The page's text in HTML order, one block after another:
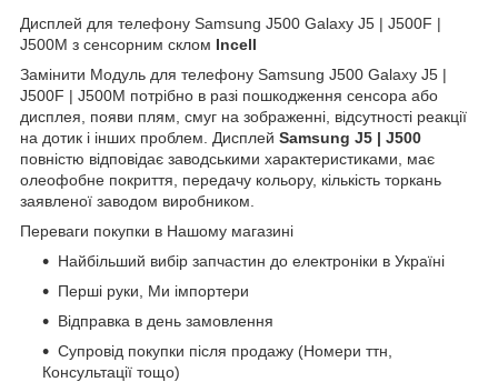
Дисплей для телефону Samsung J500 Galaxy J5 | J500F |
J500M з сенсорним склом Incell
Замінити Модуль для телефону Samsung J500 Galaxy J5 |
J500F | J500M потрібно в разі пошкодження сенсора або
дисплея, появи плям, смуг на зображенні, відсутності реакції
на дотик і інших проблем. Дисплей Samsung J5 | J500
повністю відповідає заводськими характеристиками, має
олеофобне покриття, передачу кольору, кількість торкань
заявленої заводом виробником.
Переваги покупки в Нашому магазині
Найбільший вибір запчастин до електроніки в Україні
Перші руки, Ми імпортери
Відправка в день замовлення
Супровід покупки після продажу (Номери ттн,
Консультації тощо)